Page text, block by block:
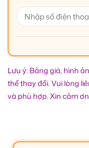
Lưu ý: Bảng giá, hình
thể thay đổi. Vui lòng
và phù hợp. Xin cảm ơn